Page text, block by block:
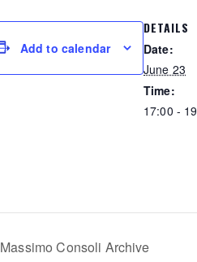
Add to calendar
DETAILS
Date:
June 23
Time:
17:00 -
Massimo Consoli Archive